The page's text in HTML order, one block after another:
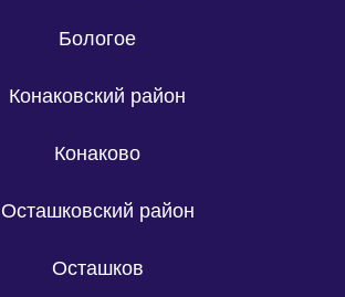
Бологое
Конаковский район
Конаково
Осташковский район
Осташков